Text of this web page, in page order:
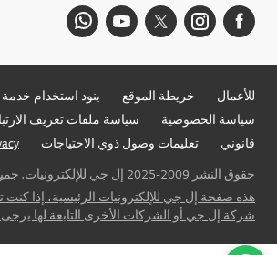
للأعمال خريطة الموقع
بنود استخدام خدمة LGE
سياسة الخصوصية
سياسة ملفات تعريف
قانوني
تعليمات وصول ذوي الاحتياجات
حقوق النشر 2009-2025 إل جي للإلكترونيات. جميع الحقوق محفوظة
هذه صفحة إل جي للإلكترونيات الرئيسية، إذا
شركة إل جي أو الشركات الأخرى التابعة لها